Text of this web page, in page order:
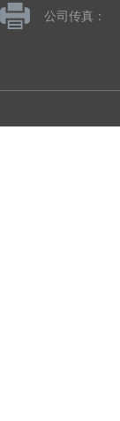
公司传真：